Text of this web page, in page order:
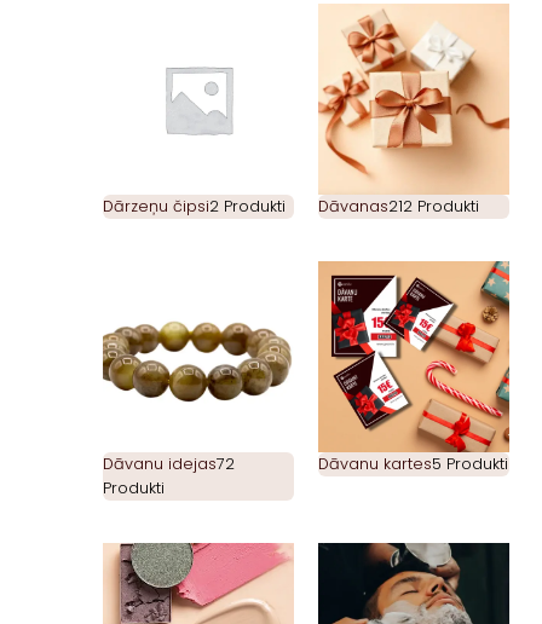
Dārzeņu čipsi2 Produkti Dāvanas212 Produkti
Dāvanu idejas72
Produkti
Dāvanu kartes5 Produkti